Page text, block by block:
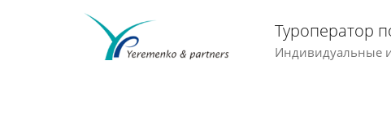
Туроператор
Индивидуальные и